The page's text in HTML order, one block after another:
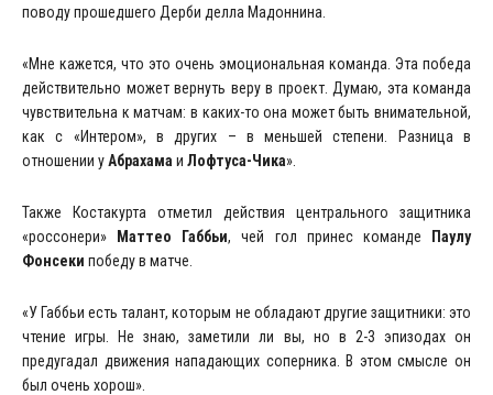
поводу прошедшего Дерби делла Мадоннина.
«Мне кажется, что это очень эмоциональная команда. Эта победа
действительно может вернуть веру в проект. Думаю, эта команда
чувствительна к матчам: в каких-то она может быть внимательной,
как с «Интером», в других – в меньшей степени. Разница в
отношении уАбрахама и Лофтуса-Чика».
Также Костакурта отметил действия центрального защитника
«россонери»
Маттео Габбьи, чей гол принес команде
Паулу
Фонсеки победу в матче.
«У Габбьи есть талант, которым не обладают другие защитники: это
чтение игры. Не знаю, заметили ли вы, но в 2-3 эпизодах он
предугадал движения нападающих соперника. В этом смысле он
был очень хорош».